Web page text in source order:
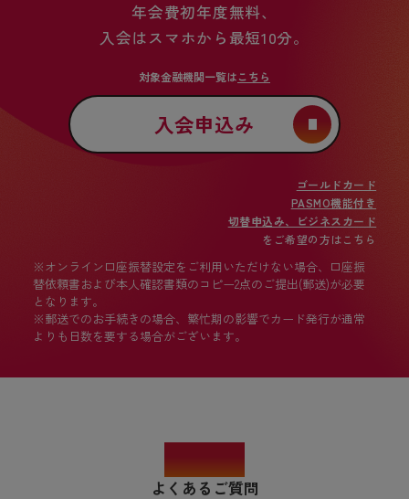
年会費初年度無料、
入会はスマホから最短10分。
対象金融機関一覧はこちら
入会申込み
ゴールドカード
PASMO機能付き
切替申込み、ビジネスカード
をご希望の方はこちら
※オンライン口座振替設定をご利用いただけない場合、口座振
替依頼書および本人確認書類のコピー2点のご提出(郵送)が必要
となります。
※郵送でのお手続きの場合、繁忙期の影響でカード発行が通常
よりも日数を要する場合がございます。
FAQ
よくあるご質問